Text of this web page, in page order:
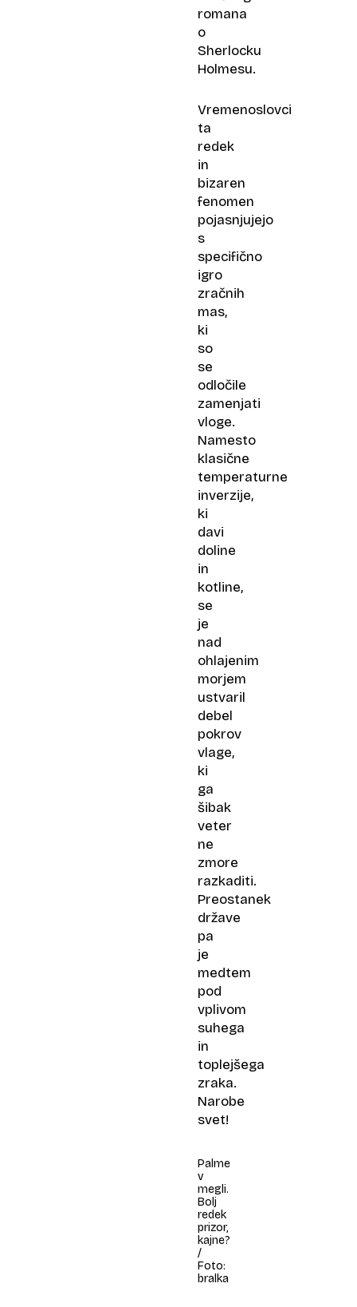
romana
o
Sherlocku
Holmesu.
Vremenoslovci
ta
redek
in
bizaren
fenomen
pojasnjujejo
s
specifično
igro
zračnih
mas,
ki
so
se
odločile
zamenjati
vloge.
Namesto
klasične
temperaturne
inverzije,
ki
davi
doline
in
kotline,
se
je
nad
ohlajenim
morjem
ustvaril
debel
pokrov
vlage,
ki
ga
šibak
veter
ne
zmore
razkaditi.
Preostanek
države
pa
je
medtem
pod
vplivom
suhega
in
toplejšega
zraka.
Narobe
svet!
Palme
v
megli.
Bolj
redek
prizor,
kajne?
/
Foto:
bralka